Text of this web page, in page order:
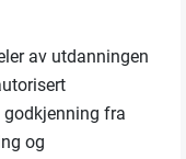
av utdanningen
godkjenning fra
og